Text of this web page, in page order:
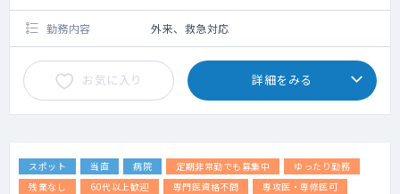
勤務内容 外来、救急対応
お気に入り 詳細をみる
スポット 当直 病院 定期非常勤でも募集中
ゆったり勤務
残業なし
60代以上歓迎 専門医資格不問
専攻医・専修医可